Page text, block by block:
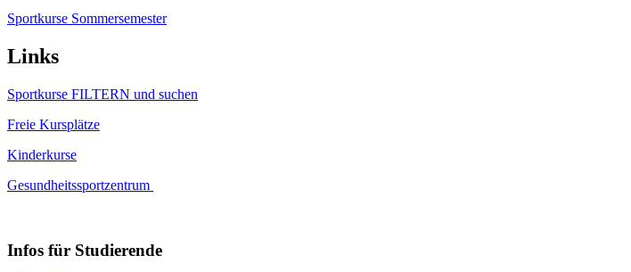
Sportkurse Sommersemester
Links
Sportkurse FILTERN und suchen
Freie Kursplätze
Kinderkurse
Gesundheitssportzentrum
Infos für Studierende